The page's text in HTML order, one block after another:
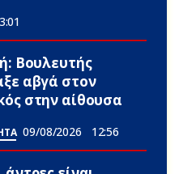
Βουλευτής
αβγά στον
στην αίθουσα
09/08/2026 12:56